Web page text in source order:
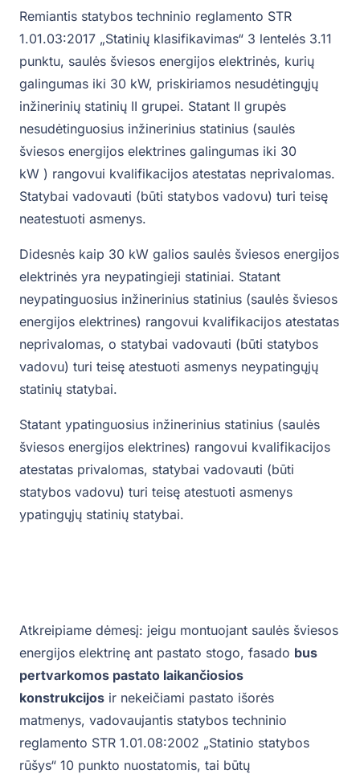
Remiantis statybos techninio reglamento STR
1.01.03:2017 „Statinių klasifikavimas“ 3 lentelės 3.11
punktu, saulės šviesos energijos elektrinės, kurių
galingumas iki 30 kW, priskiriamos nesudėtingųjų
inžinerinių statinių II grupei. Statant II grupės
nesudėtinguosius inžinerinius statinius (saulės
šviesos energijos elektrines galingumas iki 30
kW ) rangovui kvalifikacijos atestatas neprivalomas.
Statybai vadovauti (būti statybos vadovu) turi teisę
neatestuoti asmenys.
Didesnės kaip 30 kW galios saulės šviesos energijos
elektrinės yra neypatingieji statiniai. Statant
neypatinguosius inžinerinius statinius (saulės šviesos
energijos elektrines) rangovui kvalifikacijos atestatas
neprivalomas, o statybai vadovauti (būti statybos
vadovu) turi teisę atestuoti asmenys neypatingųjų
statinių statybai.
Statant ypatinguosius inžinerinius statinius (saulės
šviesos energijos elektrines) rangovui kvalifikacijos
atestatas privalomas, statybai vadovauti (būti
statybos vadovu) turi teisę atestuoti asmenys
ypatingųjų statinių statybai.
Atkreipiame dėmesį: jeigu montuojant saulės šviesos
energijos elektrinę ant pastato stogo, fasado bus
pertvarkomos pastato laikančiosios
konstrukcijos ir nekeičiami pastato išorės
matmenys, vadovaujantis statybos techninio
reglamento STR 1.01.08:2002 „Statinio statybos
rūšys“ 10 punkto nuostatomis, tai būtų